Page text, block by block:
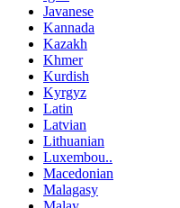
Javanese
Kannada
Kazakh
Khmer
Kurdish
Kyrgyz
Latin
Latvian
Lithuanian
Luxembou..
Macedonian
Malagasy